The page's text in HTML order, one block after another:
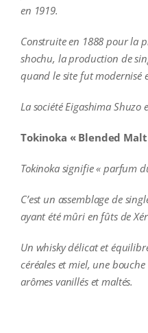
en 1919.
Construite en 1888 pour la
shochu, la production de
quand le site fut modernisé
La société Eigashima
Tokinoka « Blended Malt
Tokinoka signifie « parfum
C’est un assemblage de
ayant été mûri en fûts de
Un whisky délicat et
céréales et miel, une
arômes vanillés et maltés.